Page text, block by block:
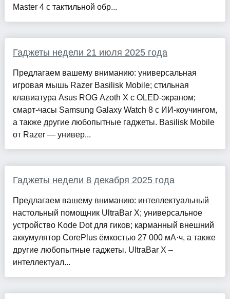
Master 4 с тактильной обр...
Гаджеты недели 21 июля 2025 года
Предлагаем вашему вниманию: универсальная
игровая мышь Razer Basilisk Mobile; стильная
клавиатура Asus ROG Azoth X с OLED-экраном;
смарт-часы Samsung Galaxy Watch 8 с ИИ-коучингом,
а также другие любопытные гаджеты. Basilisk Mobile
от Razer — универ...
Гаджеты недели 8 декабря 2025 года
Предлагаем вашему вниманию: интеллектуальный
настольный помощник UltraBar X; универсальное
устройство Kode Dot для гиков; карманный внешний
аккумулятор CorePlus ёмкостью 27 000 мА·ч, а также
другие любопытные гаджеты. UltraBar X –
интеллектуал...